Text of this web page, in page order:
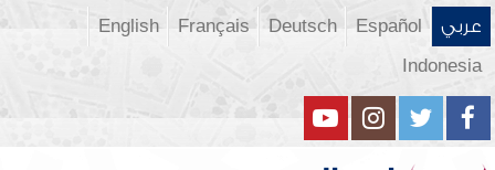
عربي Español
Deutsch
Français
English
Indonesia